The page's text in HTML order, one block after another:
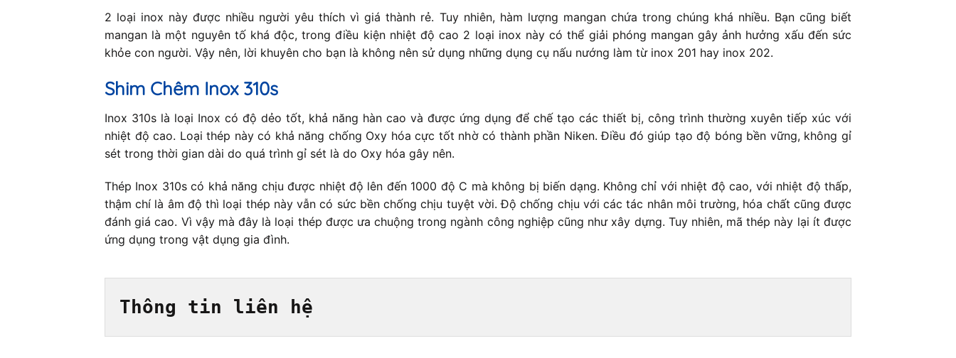
2 loại inox này được nhiều người yêu thích vì giá thành rẻ. Tuy nhiên, hàm lượng mangan chứa trong chúng khá nhiều. Bạn cũng biết
mangan là một nguyên tố khá độc, trong điều kiện nhiệt độ cao 2 loại inox này có thể giải phóng mangan gây ảnh hưởng xấu đến sức
khỏe con người. Vậy nên, lời khuyên cho bạn là không nên sử dụng những dụng cụ nấu nướng làm từ inox 201 hay inox 202.
Shim Chêm Inox 310s
Inox 310s là loại Inox có độ dẻo tốt, khả năng hàn cao và được ứng dụng để chế tạo các thiết bị, công trình thường xuyên tiếp xúc với
nhiệt độ cao. Loại thép này có khả năng chống Oxy hóa cực tốt nhờ có thành phần Niken. Điều đó giúp tạo độ bóng bền vững, không gỉ
sét trong thời gian dài do quá trình gỉ sét là do Oxy hóa gây nên.
Thép Inox 310s có khả năng chịu được nhiệt độ lên đến 1000 độ C mà không bị biến dạng. Không chỉ với nhiệt độ cao, với nhiệt độ thấp,
thậm chí là âm độ thì loại thép này vẫn có sức bền chống chịu tuyệt vời. Độ chống chịu với các tác nhân môi trường, hóa chất cũng được
đánh giá cao. Vì vậy mà đây là loại thép được ưa chuộng trong ngành công nghiệp cũng như xây dựng. Tuy nhiên, mã thép này lại ít được
ứng dụng trong vật dụng gia đình.
Thông tin liên hệ